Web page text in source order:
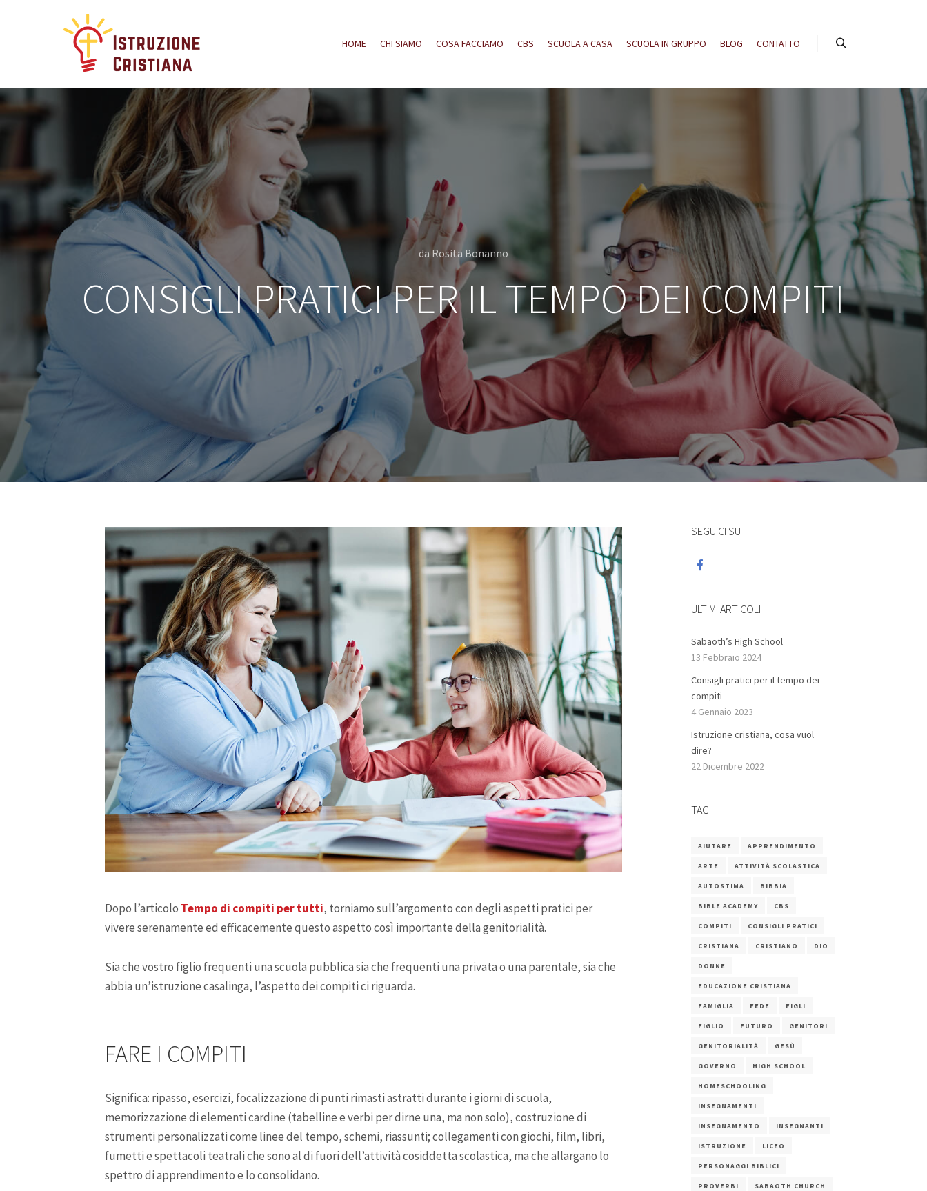
HOME CHI SIAMO COSA FACCIAMO CBS SCUOLA A CASA SCUOLA IN GRUPPO BLOG CONTATTO
da Rosita Bonanno
CONSIGLI PRATICI PER IL TEMPO DEI COMPITI
Dopo l’articolo Tempo di compiti per tutti, torniamo sull’argomento con degli aspetti pratici per
vivere serenamente ed efficacemente questo aspetto così importante della genitorialità.
Sia che vostro figlio frequenti una scuola pubblica sia che frequenti una privata o una parentale, sia che
abbia un’istruzione casalinga, l’aspetto dei compiti ci riguarda.
FARE I COMPITI
Significa: ripasso, esercizi, focalizzazione di punti rimasti astratti durante i giorni di scuola,
memorizzazione di elementi cardine (tabelline e verbi per dirne una, ma non solo), costruzione di
strumenti personalizzati come linee del tempo, schemi, riassunti; collegamenti con giochi, film, libri,
fumetti e spettacoli teatrali che sono al di fuori dell’attività cosiddetta scolastica, ma che allargano lo
spettro di apprendimento e lo consolidano.
SEGUICI SU
ULTIMI ARTICOLI
Sabaoth’s High School
13 Febbraio 2024
Consigli pratici per il tempo dei
compiti
4 Gennaio 2023
Istruzione cristiana, cosa vuol
dire?
22 Dicembre 2022
TAG
AIUTARE APPRENDIMENTO
ARTE ATTIVITÀ SCOLASTICA
AUTOSTIMA BIBBIA
BIBLE ACADEMY CBS
COMPITI CONSIGLI PRATICI
CRISTIANA CRISTIANO DIO
DONNE
EDUCAZIONE CRISTIANA
FAMIGLIA FEDE FIGLI
FIGLIO FUTURO GENITORI
GENITORIALITÀ GESÙ
GOVERNO HIGH SCHOOL
HOMESCHOOLING
INSEGNAMENTI
INSEGNAMENTO INSEGNANTI
ISTRUZIONE LICEO
PERSONAGGI BIBLICI
PROVERBI SABAOTH CHURCH